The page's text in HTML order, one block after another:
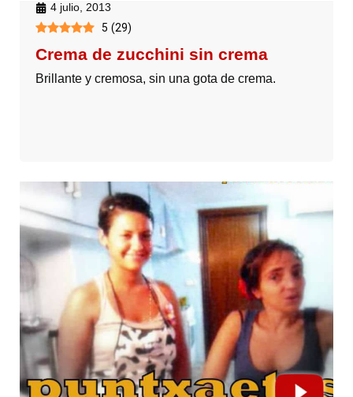
4 julio, 2013
5 (29)
Crema de zucchini sin crema
Brillante y cremosa, sin una gota de crema.